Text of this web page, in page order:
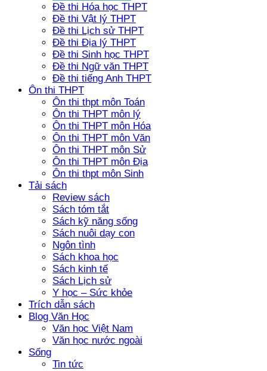
Đề thi Hóa học THPT
Đề thi Vật lý THPT
Đề thi Lịch sử THPT
Đề thi Địa lý THPT
Đề thi Sinh học THPT
Đề thi Ngữ văn THPT
Đề thi tiếng Anh THPT
Ôn thi THPT
Ôn thi thpt môn Toán
Ôn thi THPT môn lý
Ôn thi THPT môn Hóa
Ôn thi THPT môn Văn
Ôn thi THPT môn Sử
Ôn thi THPT môn Địa
Ôn thi thpt môn Sinh
Tải sách
Review sách
Sách tóm tắt
Sách kỹ năng sống
Sách nuôi dạy con
Ngôn tình
Sách khoa học
Sách kinh tế
Sách Lịch sử
Y học – Sức khỏe
Trích dẫn sách
Blog Văn Học
Văn học Việt Nam
Văn học nước ngoài
Sống
Tin tức